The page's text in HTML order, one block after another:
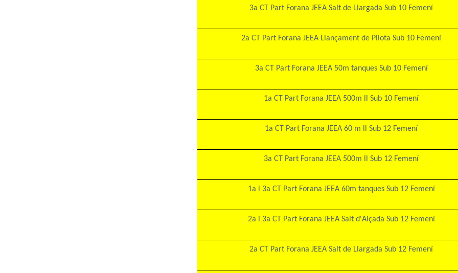
3a CT Part Forana JEEA Salt de Llargada Sub 10 Femení
2a CT Part Forana JEEA Llançament de Pilota Sub 10 Femení
3a CT Part Forana JEEA 50m tanques Sub 10 Femení
1a CT Part Forana JEEA 500m ll Sub 10 Femení
1a CT Part Forana JEEA 60 m ll Sub 12 Femení
3a CT Part Forana JEEA 500m ll Sub 12 Femení
1a i 3a CT Part Forana JEEA 60m tanques Sub 12 Femení
2a i 3a CT Part Forana JEEA Salt d'Alçada Sub 12 Femení
2a CT Part Forana JEEA Salt de Llargada Sub 12 Femení